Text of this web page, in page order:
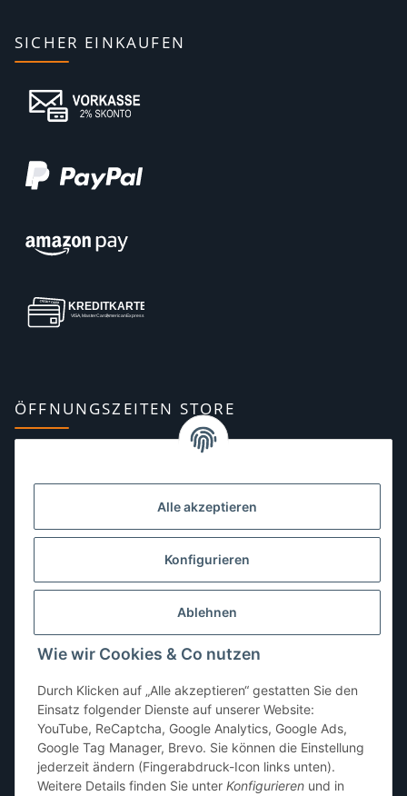
Alle akzeptieren
Konfigurieren
Ablehnen
Wie wir Cookies & Co nutzen
Durch Klicken auf „Alle akzeptieren“ gestatten Sie den
Einsatz folgender Dienste auf unserer Website:
YouTube, ReCaptcha, Google Analytics, Google Ads,
Google Tag Manager, Brevo. Sie können die Einstellung
jederzeit ändern (Fingerabdruck-Icon links unten).
Weitere Details finden Sie unter Konfigurieren und in
SICHER EINKAUFEN
ÖFFNUNGSZEITEN STORE
10:00–13:00, 14:00–18:00 Uhr
Dienstag:10:00–13:00, 14:00–16:00 Uhr
10:00–13:00 Uhr
Freitag:10:00–13:00, 14:00–18:00 Uhr
Sonntag: geschlossen